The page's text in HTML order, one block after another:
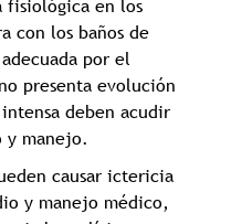
fisiológica en los
con los baños de
por el
presenta evolución
deben acudir
y manejo.
causar ictericia
y manejo médico,